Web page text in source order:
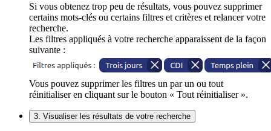
Si vous obtenez trop peu de résultats, vous pouvez supprimer
certains mots-clés ou certains filtres et critères et relancer votre
recherche.
Les filtres appliqués à votre recherche apparaissent de la façon
suivante :
Vous pouvez supprimer les filtres un par un ou tout
réinitialiser en cliquant sur le bouton « Tout réinitialiser ».
3. Visualiser les résultats de votre recherche